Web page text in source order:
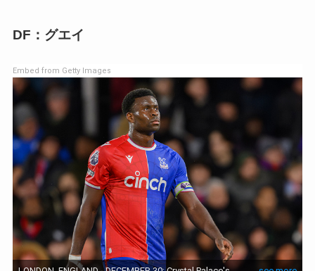
DF：グエイ
Embed from Getty Images